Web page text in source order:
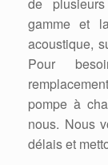
de
gamme et
acoustique,
Pour
pompe à
nous. Nous
délais et